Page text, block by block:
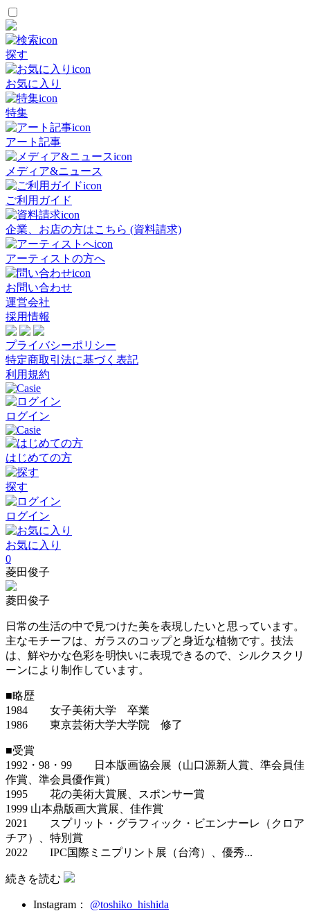
探す
お気に入り
特集
アート記事
メディア&ニュース
ご利用ガイド
企業、お店の方はこちら (資料請求)
アーティストの方へ
お問い合わせ
運営会社
採用情報
プライバシーポリシー
特定商取引法に基づく表記
利用規約
ログイン
はじめての方
探す
ログイン
お気に入り
0
菱田俊子
菱田俊子
日常の生活の中で見つけた美を表現したいと思っています。
主なモチーフは、ガラスのコップと身近な植物です。技法
は、鮮やかな色彩を明快いに表現できるので、シルクスクリ
ーンにより制作しています。
■略歴
1984 女子美術大学 卒業
1986 東京芸術大学大学院 修了
■受賞
1992・98・99 日本版画協会展（山口源新人賞、準会員佳
作賞、準会員優作賞）
1995 花の美術大賞展、スポンサー賞
1999 山本鼎版画大賞展、佳作賞
2021 スプリット・グラフィック・ビエンナーレ（クロア
チア）、特別賞
2022 IPC国際ミニプリント展（台湾）、優秀...
続きを読む
Instagram： @toshiko_hishida